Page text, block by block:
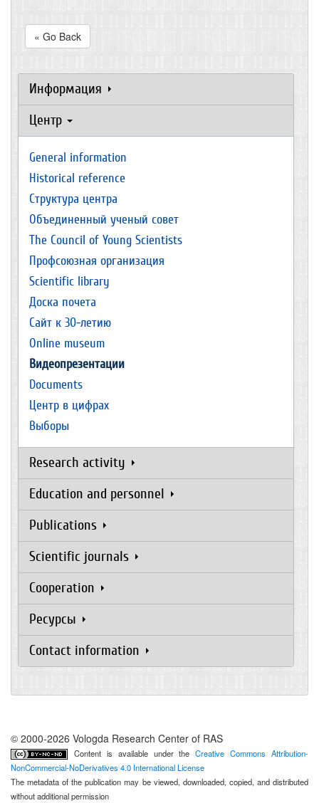
« Go Back
Информация
Центр
General information
Historical reference
Структура центра
Объединенный ученый совет
The Council of Young Scientists
Профсоюзная организация
Scientific library
Доска почета
Сайт к 30-летию
Online museum
Видеопрезентации
Documents
Центр в цифрах
Выборы
Research activity
Education and personnel
Publications
Scientific journals
Cooperation
Ресурсы
Contact information
© 2000-2026 Vologda Research Center of RAS
Content is available under theCreative Commons Attribution-
NonCommercial-NoDerivatives 4.0 International License
The metadata of the publication may be viewed, downloaded, copied, and distributed
without additional permission